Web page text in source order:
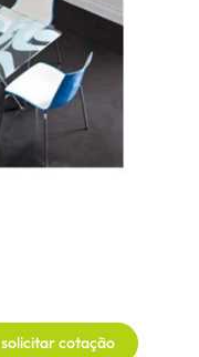
solicitar cotação